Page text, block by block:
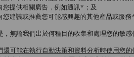
您提供相關廣告，例如通訊*；及
您建議或推薦您可能感興趣的其他産品或服務*
，無論我們出於何種目的收集和處理您的敏
還可能在執行自動決策和資料分析時使用您